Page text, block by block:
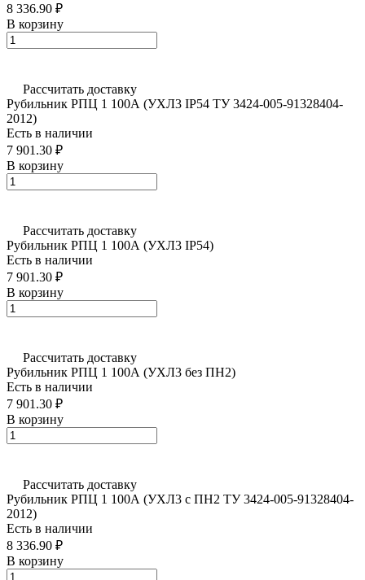
8 336.90 ₽
В корзину
Рассчитать доставку
Рубильник РПЦ 1 100А (УХЛ3 IP54 ТУ 3424-005-91328404-
2012)
Есть в наличии
7 901.30 ₽
В корзину
Рассчитать доставку
Рубильник РПЦ 1 100А (УХЛ3 IP54)
Есть в наличии
7 901.30 ₽
В корзину
Рассчитать доставку
Рубильник РПЦ 1 100А (УХЛ3 без ПН2)
Есть в наличии
7 901.30 ₽
В корзину
Рассчитать доставку
Рубильник РПЦ 1 100А (УХЛ3 с ПН2 ТУ 3424-005-91328404-
2012)
Есть в наличии
8 336.90 ₽
В корзину